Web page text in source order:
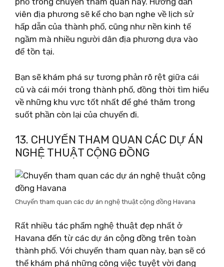
viên địa phương sẽ kể cho bạn nghe về lịch sử
hấp dẫn của thành phố, cũng như nền kinh tế
ngầm mà nhiều người dân địa phương dựa vào
để tồn tại.
Bạn sẽ khám phá sự tương phản rõ rệt giữa cái
cũ và cái mới trong thành phố, đồng thời tìm hiểu
về những khu vực tốt nhất để ghé thăm trong
suốt phần còn lại của chuyến đi.
13. CHUYẾN THAM QUAN CÁC DỰ ÁN
NGHỆ THUẬT CỘNG ĐỒNG
Chuyến tham quan các dự án nghệ thuật cộng đồng Havana
Rất nhiều tác phẩm nghệ thuật đẹp nhất ở
Havana đến từ các dự án cộng đồng trên toàn
thành phố. Với chuyến tham quan này, bạn sẽ có
thể khám phá những công việc tuyệt vời đang